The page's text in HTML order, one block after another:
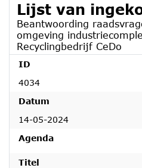
Lijst van
Beantwoording
omgeving
Recyclingbedrijf CeDo
ID
4034
Datum
14-05-2024
Agenda
Titel